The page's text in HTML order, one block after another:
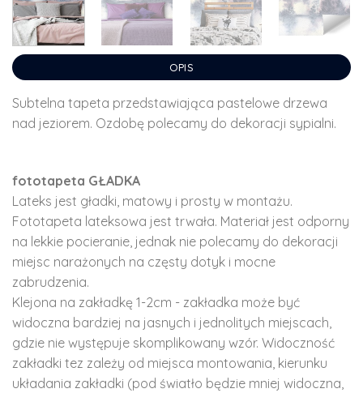
OPIS
Subtelna tapeta przedstawiająca pastelowe drzewa
nad jeziorem. Ozdobę polecamy do dekoracji sypialni.
fototapeta GŁADKA
Lateks jest gładki, matowy i prosty w montażu.
Fototapeta lateksowa jest trwała. Materiał jest odporny
na lekkie pocieranie, jednak nie polecamy do dekoracji
miejsc narażonych na częsty dotyk i mocne
zabrudzenia.
Klejona na zakładkę 1-2cm - zakładka może być
widoczna bardziej na jasnych i jednolitych miejscach,
gdzie nie występuje skomplikowany wzór. Widoczność
zakładki tez zależy od miejsca montowania, kierunku
układania zakładki (pod światło będzie mniej widoczna,